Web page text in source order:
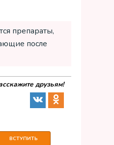
препараты,
после
друзьям!
ВСТУПИТЬ